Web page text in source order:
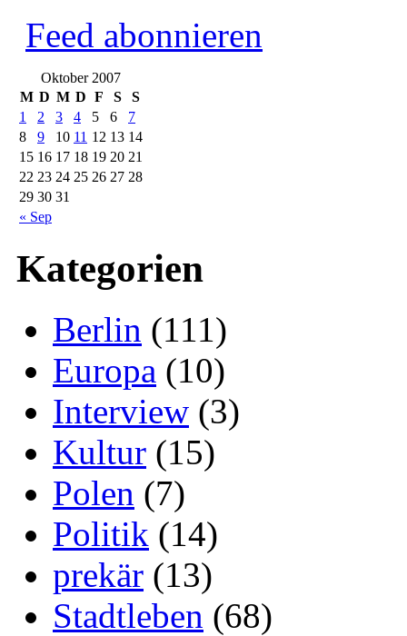
Feed abonnieren
Oktober 2007
M D M D F S S
« Sep
1 2 3 4 5 6
7
8
9 10 11 12 13 14
15 16 17 18 19 20 21
22 23 24 25 26 27 28
29 30 31
Kategorien
Berlin (111)
Europa (10)
Interview (3)
Kultur (15)
Polen (7)
Politik (14)
prekär (13)
Stadtleben (68)